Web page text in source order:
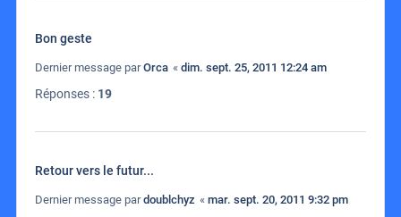
Bon geste
Dernier message parOrca « dim. sept. 25, 2011 12:24 am
Réponses : 19
Retour vers le futur...
Dernier message pardoublchyz « mar. sept. 20, 2011 9:32 pm